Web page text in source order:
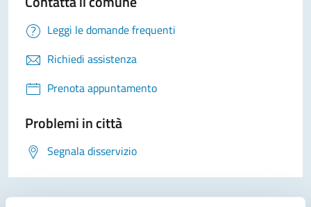
Leggi le domande frequenti
Richiedi assistenza
Prenota appuntamento
Problemi in città
Segnala disservizio